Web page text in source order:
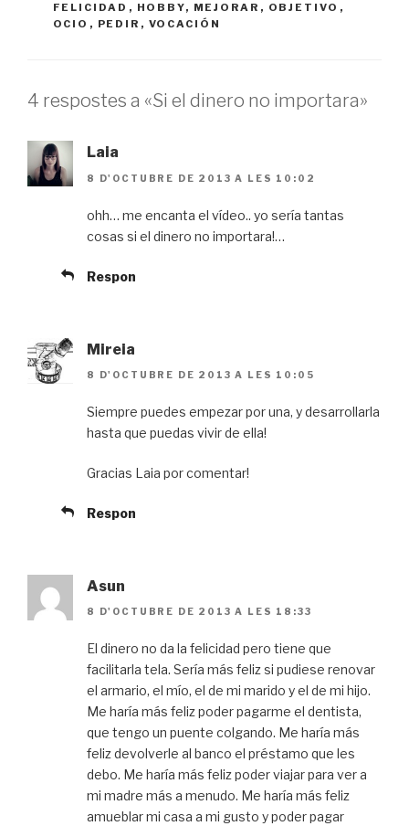
FELICIDAD , HOBBY, MEJORAR , OBJETIVO ,
OCIO , PEDIR , VOCACIÓN
4 respostes a «Si el dinero no importara»
Laia
8 D'OCTUBRE DE 2013 A LES 10:02
ohh… me encanta el vídeo.. yo sería tantas
cosas si el dinero no importara!…
Respon
Mireia
8 D'OCTUBRE DE 2013 A LES 10:05
Siempre puedes empezar por una, y desarrollarla
hasta que puedas vivir de ella!
Gracias Laia por comentar!
Respon
Asun
8 D'OCTUBRE DE 2013 A LES 18:33
El dinero no da la felicidad pero tiene que
facilitarla tela. Sería más feliz si pudiese renovar
el armario, el mío, el de mi marido y el de mi hijo.
Me haría más feliz poder pagarme el dentista,
que tengo un puente colgando. Me haría más
feliz devolverle al banco el préstamo que les
debo. Me haría más feliz poder viajar para ver a
mi madre más a menudo. Me haría más feliz
amueblar mi casa a mi gusto y poder pagar